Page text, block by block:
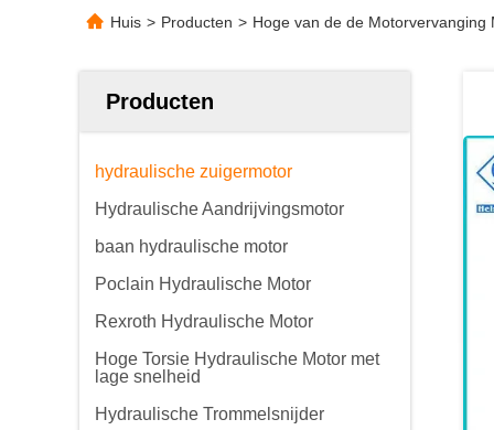
Huis > Producten > Hoge van de de Motorvervanging
Producten
hydraulische zuigermotor
Hydraulische Aandrijvingsmotor
baan hydraulische motor
Poclain Hydraulische Motor
Rexroth Hydraulische Motor
Hoge Torsie Hydraulische Motor met
lage snelheid
Hydraulische Trommelsnijder